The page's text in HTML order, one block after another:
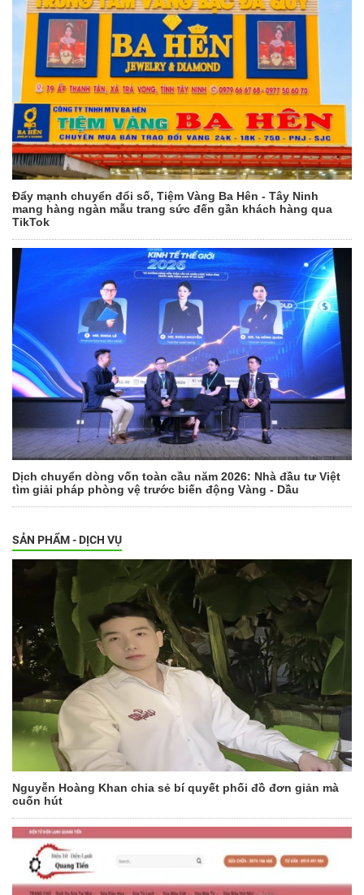
Đẩy mạnh chuyển đổi số, Tiệm Vàng Ba Hên - Tây Ninh
mang hàng ngàn mẫu trang sức đến gần khách hàng qua
TikTok
Dịch chuyển dòng vốn toàn cầu năm 2026: Nhà đầu tư Việt
tìm giải pháp phòng vệ trước biến động Vàng - Dầu
SẢN PHẨM - DỊCH VỤ
Nguyễn Hoàng Khan chia sẻ bí quyết phối đồ đơn giản mà
cuốn hút